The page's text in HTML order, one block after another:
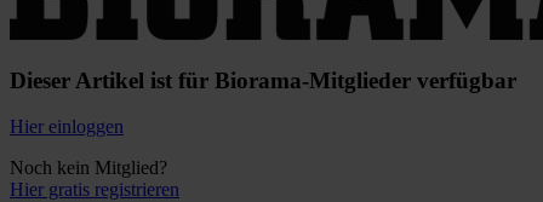
Dieser Artikel ist für Biorama-Mitglieder verfügbar
Hier einloggen
Noch kein Mitglied?
Hier gratis registrieren